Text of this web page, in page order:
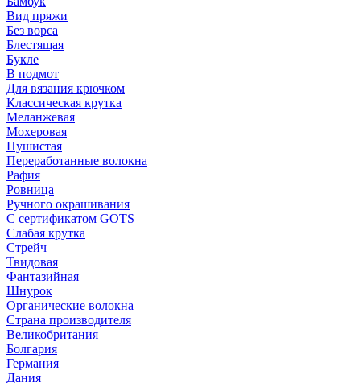
Вид пряжи
Без ворса
Блестящая
Букле
В подмот
Для вязания крючком
Классическая крутка
Меланжевая
Мохеровая
Пушистая
Переработанные волокна
Рафия
Ровница
Ручного окрашивания
С сертификатом GOTS
Слабая крутка
Стрейч
Твидовая
Фантазийная
Шнурок
Органические волокна
Страна производителя
Великобритания
Болгария
Германия
Дания